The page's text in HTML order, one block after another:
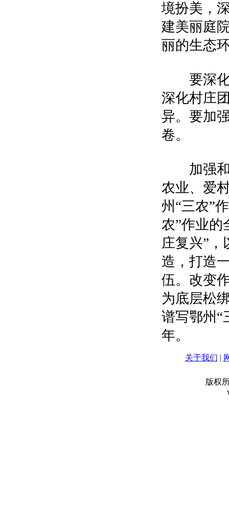
境扮美，
建美丽庭
丽的生态
要深化
深化村庄
异。要加
卷。
加强和
农业、爱
州“三农”
农”作业的
庄复兴”
造，打造
伍。改变
为底层松
谱写鄂州“
年。
关于我们 |
版权